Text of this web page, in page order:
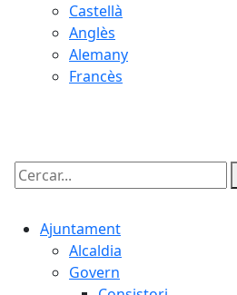
Castellà
Anglès
Alemany
Francès
Cercar:
Ajuntament
Alcaldia
Govern